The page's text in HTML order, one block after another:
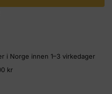
i Norge innen 1–3 virkedager
kr